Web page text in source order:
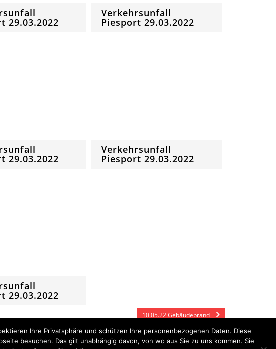
29.03.2022
29.03.2022
29.03.2022
Verkehrsunfall
Piesport 29.03.2022
Verkehrsunfall
Piesport 29.03.2022
10.05.22 Gebäudebrand
Ihre Privatsphäre und schützen Ihre personenbezogenen Daten. Diese
besuchen. Das gilt unabhängig davon, von wo aus Sie zu uns kommen. Sie